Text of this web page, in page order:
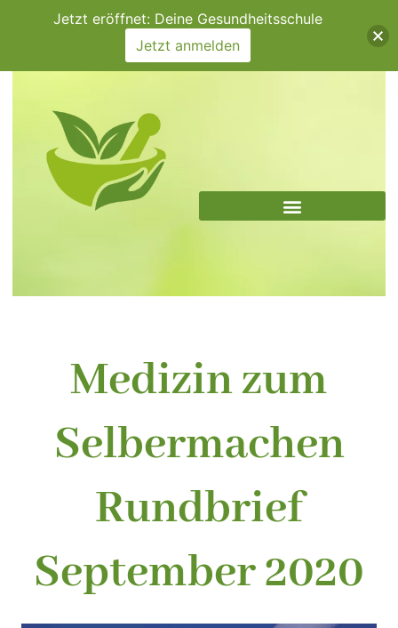
Medizin zum
Selbermachen
Rundbrief
September 2020
Jetzt eröffnet: Deine Gesundheitsschule
Jetzt anmelden